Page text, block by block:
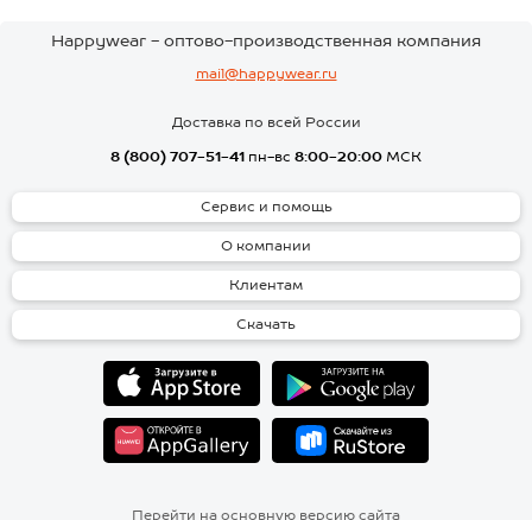
Happywear - оптово-производственная компания
mail@happywear.ru
Доставка по всей России
8 (800) 707-51-41 пн-вс 8:00-20:00 МСК
Сервис и помощь
О компании
Клиентам
Скачать
Перейти на основную версию сайта